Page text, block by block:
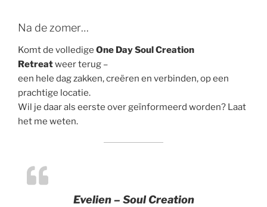
Na de zomer…
Komt de volledige One Day Soul Creation
Retreatweer terug –
een hele dag zakken, creëren en verbinden, op een
prachtige locatie.
Wil je daar als eerste over geïnformeerd worden? Laat
het me weten.
Evelien – Soul Creation